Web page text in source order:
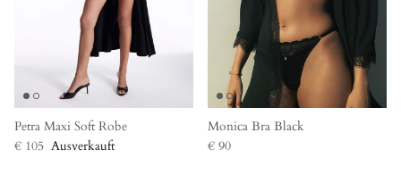
Petra Maxi Soft Robe
€ 105 Ausverkauft
Monica Bra Black
€ 90